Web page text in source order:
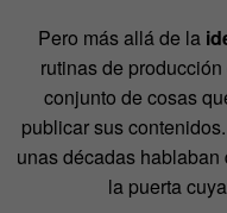
Pero más allá de la
rutinas de
conjunto de cosas
publicar sus
unas décadas hablaban
la puerta